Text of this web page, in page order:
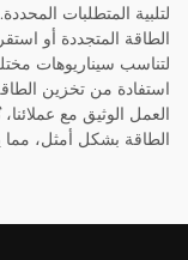
لتلبية المتطلبات
الطاقة المتجددة أو
لتناسب سيناريوهات
استفادة من تخزين
العمل الوثيق مع
الطاقة بشكل أمثل، مما